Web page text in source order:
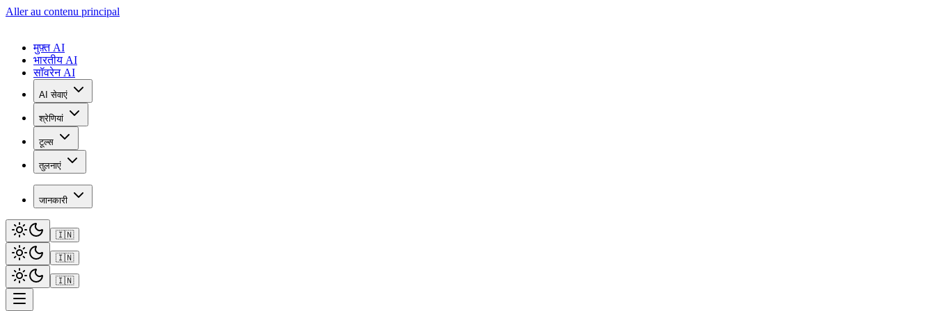
Aller au contenu principal
मुफ़्त AI
भारतीय AI
सॉवरेन AI
AI सेवाएं
श्रेणियां
टूल्स
तुलनाएं
जानकारी
🇮🇳
🇮🇳
🇮🇳